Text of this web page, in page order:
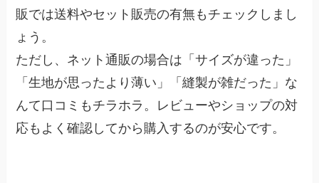
販では送料やセット販売の有無もチェックしまし
ょう。
ただし、ネット通販の場合は「サイズが違った」
「生地が思ったより薄い」「縫製が雑だった」な
んて口コミもチラホラ。レビューやショップの対
応もよく確認してから購入するのが安心です。